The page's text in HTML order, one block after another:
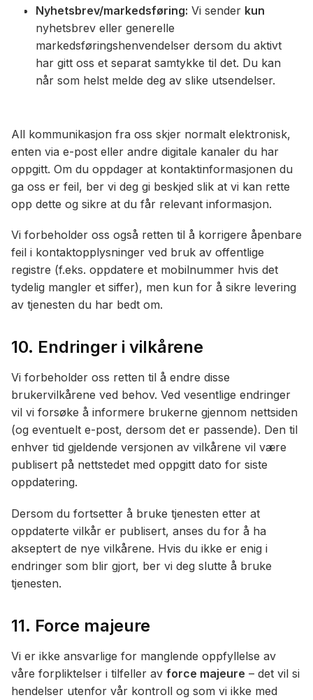
Nyhetsbrev/markedsføring: Vi sender kun
nyhetsbrev eller generelle
markedsføringshenvendelser dersom du aktivt
har gitt oss et separat samtykke til det. Du kan
når som helst melde deg av slike utsendelser.
All kommunikasjon fra oss skjer normalt elektronisk,
enten via e-post eller andre digitale kanaler du har
oppgitt. Om du oppdager at kontaktinformasjonen du
ga oss er feil, ber vi deg gi beskjed slik at vi kan rette
opp dette og sikre at du får relevant informasjon.
Vi forbeholder oss også retten til å korrigere åpenbare
feil i kontaktopplysninger ved bruk av offentlige
registre (f.eks. oppdatere et mobilnummer hvis det
tydelig mangler et siffer), men kun for å sikre levering
av tjenesten du har bedt om.
10. Endringer i vilkårene
Vi forbeholder oss retten til å endre disse
brukervilkårene ved behov. Ved vesentlige endringer
vil vi forsøke å informere brukerne gjennom nettsiden
(og eventuelt e-post, dersom det er passende). Den til
enhver tid gjeldende versjonen av vilkårene vil være
publisert på nettstedet med oppgitt dato for siste
oppdatering.
Dersom du fortsetter å bruke tjenesten etter at
oppdaterte vilkår er publisert, anses du for å ha
akseptert de nye vilkårene. Hvis du ikke er enig i
endringer som blir gjort, ber vi deg slutte å bruke
tjenesten.
11. Force majeure
Vi er ikke ansvarlige for manglende oppfyllelse av
våre forpliktelser i tilfeller av force majeure – det vil si
hendelser utenfor vår kontroll og som vi ikke med